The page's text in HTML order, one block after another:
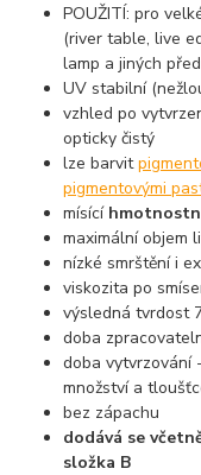
POUŽITÍ: pro
(river table, live
lamp a jiných
UV stabilní
vzhled po
opticky čistý
lze barvit
pigmentovými
mísící
maximální objem
nízké smrštění i
viskozita po
výsledná tvrdost
doba
doba vytvrzování
množství a
bez zápachu
dodává se
složka B